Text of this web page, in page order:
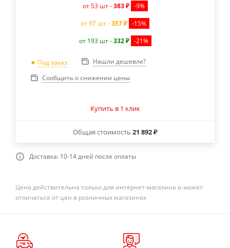
от 53 шт -383 ₽ -9%
от 97 шт -357 ₽ -15%
от 193 шт -332 ₽ -21%
Под заказ
Нашли дешевле?
Сообщить о снижении цены
Купить в 1 клик
Общая стоимость 21 892 ₽
Доставка: 10-14 дней после оплаты
Цена действительна только для интернет-магазина и может
отличаться от цен в розничных магазинах